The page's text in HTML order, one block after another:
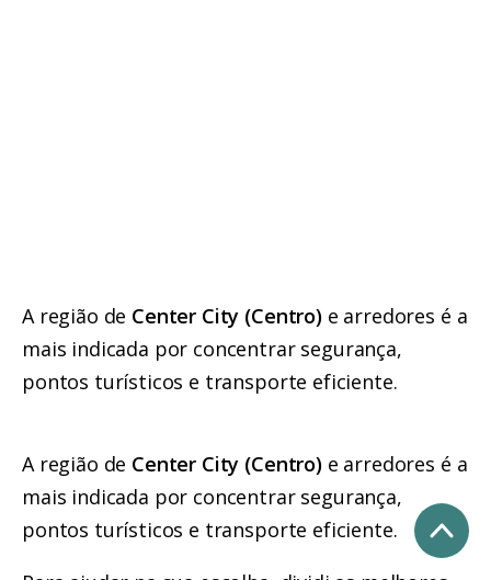
A região de Center City (Centro)e arredores é a
mais indicada por concentrar segurança,
pontos turísticos e transporte eficiente.
A região de Center City (Centro)e arredores é a
mais indicada por concentrar segurança,
pontos turísticos e transporte eficiente.